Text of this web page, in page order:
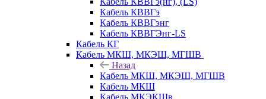
Кабель КВВГэ
Кабель КВВГэнг
Кабель КВВГЭнг-LS
Кабель КГ
Кабель МКШ, МКЭШ, МГШВ
Назад
Кабель МКШ, МКЭШ, МГШВ
Кабель МКШ
Кабель МКЭКШв